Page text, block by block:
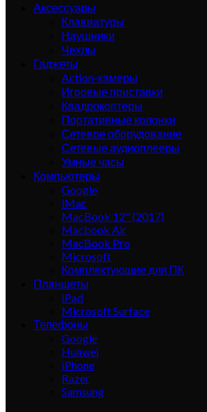
Аксессуары
Клавиатуры
Наушники
Чехлы
Гаджеты
Action-камеры
Игровые приставки
Квадрокоптеры
Портативные колонки
Сетевое оборудование
Сетевые аудиоплееры
Умные часы
Компьютеры
Google
iMac
MacBook 12" (2017)
Macbook Air
MacBook Pro
Microsoft
Комплектующие для ПК
Планшеты
iPad
Microsoft Surface
Телефоны
Google
Huawei
iPhone
Razer
Samsung